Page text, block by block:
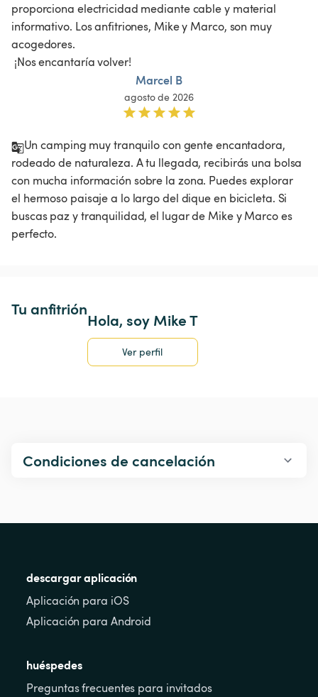
proporciona electricidad mediante cable y material
informativo. Los anfitriones, Mike y Marco, son muy
acogedores.
¡Nos encantaría volver!
Marcel B
agosto de 2026
Un camping muy tranquilo con gente encantadora,
rodeado de naturaleza. A tu llegada, recibirás una bolsa
con mucha información sobre la zona. Puedes explorar
el hermoso paisaje a lo largo del dique en bicicleta. Si
buscas paz y tranquilidad, el lugar de Mike y Marco es
Tu anfitrión
Hola, soy Mike T
Ver perfil
Condiciones de cancelación
descargar aplicación
Aplicación para iOS
Aplicación para Android
huéspedes
Preguntas frecuentes para invitados